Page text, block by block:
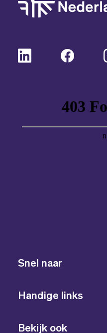
Snel naar
Handige links
Bekijk ook